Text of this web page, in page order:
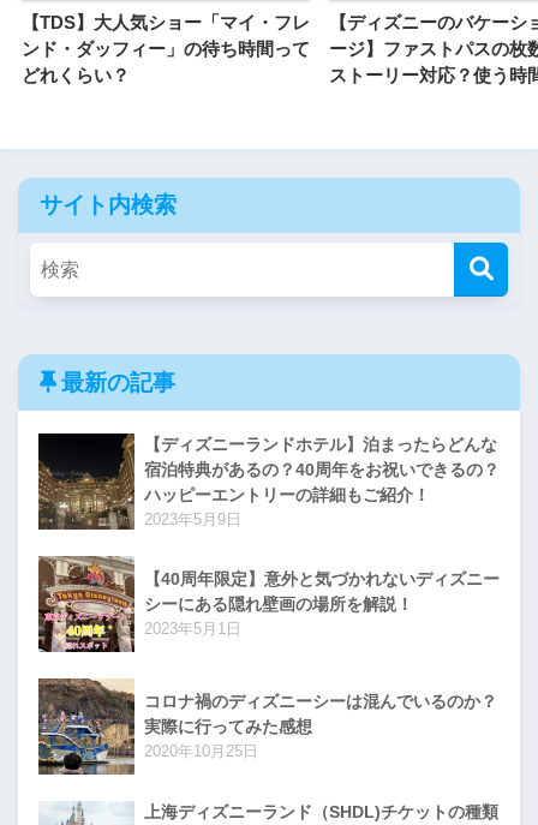
【TDS】大人気ショー「マイ・フレ
ンド・ダッフィー」の待ち時間って
どれくらい？
【ディズニーのバケーシ
ージ】ファストパスの枚
ストーリー対応？使う時
サイト内検索
最新の記事
【ディズニーランドホテル】泊まったらどんな
宿泊特典があるの？40周年をお祝いできるの？
ハッピーエントリーの詳細もご紹介！
2023年5月9日
【40周年限定】意外と気づかれないディズニー
シーにある隠れ壁画の場所を解説！
2023年5月1日
コロナ禍のディズニーシーは混んでいるのか？
実際に行ってみた感想
2020年10月25日
上海ディズニーランド（SHDL)チケットの種類